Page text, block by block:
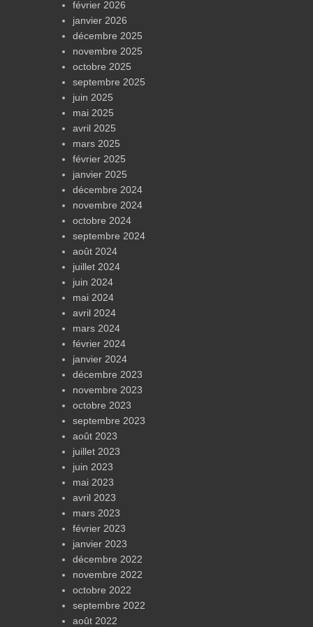
février 2026
janvier 2026
décembre 2025
novembre 2025
octobre 2025
septembre 2025
juin 2025
mai 2025
avril 2025
mars 2025
février 2025
janvier 2025
décembre 2024
novembre 2024
octobre 2024
septembre 2024
août 2024
juillet 2024
juin 2024
mai 2024
avril 2024
mars 2024
février 2024
janvier 2024
décembre 2023
novembre 2023
octobre 2023
septembre 2023
août 2023
juillet 2023
juin 2023
mai 2023
avril 2023
mars 2023
février 2023
janvier 2023
décembre 2022
novembre 2022
octobre 2022
septembre 2022
août 2022